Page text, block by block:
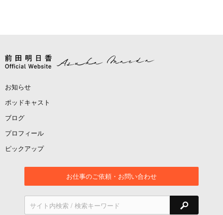
お知らせ
ポッドキャスト
ブログ
プロフィール
ピックアップ
お仕事のご依頼・お問い合わせ
検索